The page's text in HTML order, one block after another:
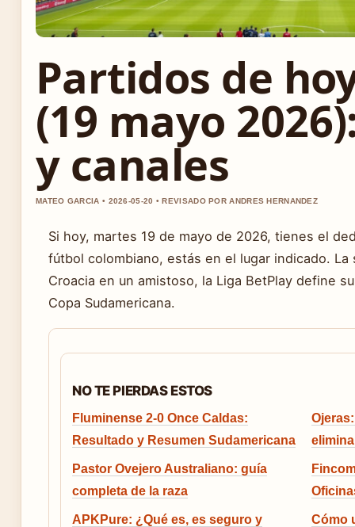
Partidos de
(19 mayo
y canales
MATEO GARCIA • 2026-05-20 • REVISADO POR ANDRES HERNANDEZ
Si hoy, martes 19 de mayo de 2026, tienes el
fútbol colombiano, estás en el lugar indicado.
Croacia en un amistoso, la Liga BetPlay define
Copa Sudamericana.
NO TE PIERDAS ESTOS
Fluminense 2-0 Once Caldas:
Resultado y Resumen Sudamericana
Pastor Ovejero Australiano: guía
completa de la raza
APKPure: ¿Qué es, es seguro y
Cómo